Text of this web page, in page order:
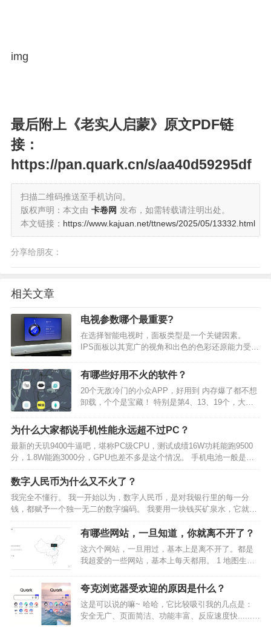
img
最后附上《老实人启蒙》原文PDF链
接：
https://pan.quark.cn/s/aa40d59295df
扫描二维码推送至手机访问。
版权声明：本文由 卡卷网 发布，如需转载请注明出处。
本文链接： https://www.kajuan.net/ttnews/2025/05/13332.html
分享给朋友：
相关文章
电视参数哪个最重要?
在选择智能电视时，面板类型是一个关键因素。
IPS面板以其宽广的视角和出色的色彩还原能力受到
微的漏光，但在大多数情况下，这并不影响使用体
验。 相比之下，VA面板提供更高的对比度和更深的
黑色，增强…
有哪些好用不火的软件？
20个无敌冷门的小众APP，好用到 内存爆了都不想
卸载，个个是宝藏！ 特别是第4、13、19个，大多
源泉 [iPhone/Android]好用指数：⭐⭐⭐⭐⭐ 下载地
址：各大应用商店…
为什么大家都说手机性能永远超不过PC？
最新的天玑9400牛逼吧，堪称PC级CPU，测试成绩16W功耗能跑9500
分，1.8W能跑3000分，GPU也差不多是这个情况。 手机电池一般是
4000-5000毫安时，电压3.7V。 也就是说，手机正常满载5W功耗下，这
个电池能支持运行4…
数字人民币为什么又不火了？
我完全不懂行。 我一开始以为，数字人民币，是对我银行里的每一分
钱，都赋予一个独一无二的数字编码。 我要用一块钱买矿泉水，它就从
我的存款中随机选取一百个一分钱，组合成一块钱，支付给商家。 我花
一百块钱吃饭，它就随机选取一万个一分钱，组合成一百…
有哪些网站，一旦知道，你就离不开了？
这六个网站，一旦用过，基本上是离不开了。都是
我超爱的一些网站，基本上每天都用。 1 地图生成
下载到各省，各市，各县的svg格式的地图素材。
这些素材导入PPT中都是可以编辑的。 可以单独更
改颜色…
夸克浏览器受欢迎的原因是什么？
这是可以说的嘛~ 哈哈，它比较吸引我的几点是：
安全无广、页面简洁、功能丰富、反应速度快......